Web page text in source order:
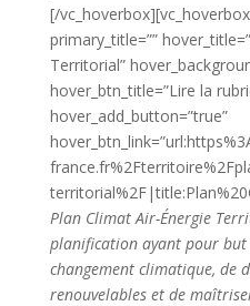
[/
primary_title=””
Territorial”
hover_btn_title=”Lire la
hover_add_button=”true”
Plan Climat Air-Énergie
planification ayant pour but
changement climatique, de
renouvelables et de